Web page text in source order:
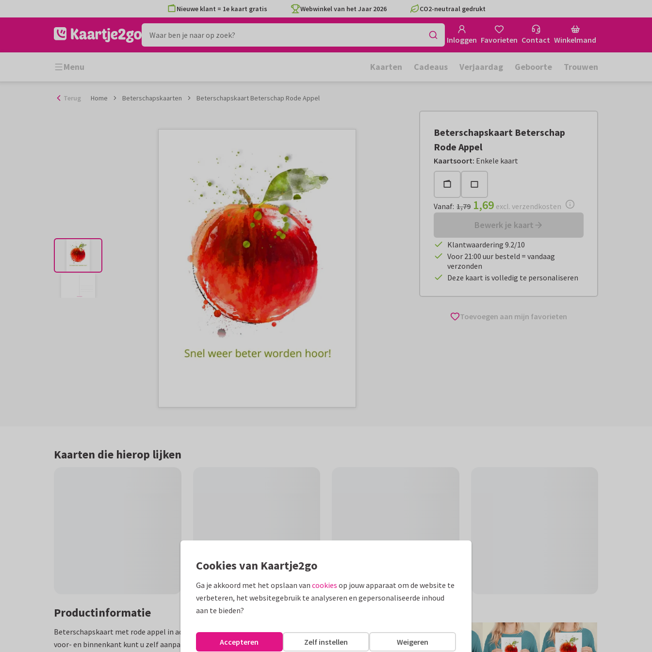
naar
Nieuwe klant = 1e kaart gratis Webwinkel van het Jaar 2026 CO2-neutraal gedrukt
Inloggen Favorieten Contact Winkelmand
Menu Kaarten Cadeaus Verjaardag Geboorte Trouwen
Terug Home Beterschapskaarten Beterschapskaart Beterschap Rode Appel
Beterschapskaart Beterschap
Rode Appel
Kaartsoort: Enkele kaart
Vanaf:€ 1,69 excl. verzendkosten
Vanaf: 1,79 1,69 excl. verzendkosten
Bewerk je kaart
Klantwaardering 9.2/10
Voor 21:00 uur besteld = vandaag
verzonden
Deze kaart is volledig te personaliseren
Toevoegen aan mijn favorieten
Kaarten die hierop lijken
Productinformatie
Beterschapskaart met rode appel in aquarel op witte achtergrond. De tekst op
voor- en binnenkant kunt u zelf aanpassen.
Cookies van Kaartje2go
Ga je akkoord met het opslaan van cookies op jouw apparaat om de website te
verbeteren, het websitegebruik te analyseren en gepersonaliseerde inhoud
aan te bieden?
Weigeren
Zelf instellen
Accepteren